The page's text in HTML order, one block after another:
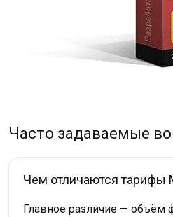
Часто задаваемые
Чем отличаются тарифы
Главное различие — объём